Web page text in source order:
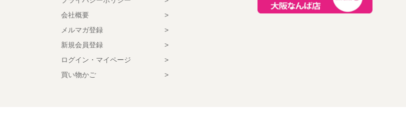
会社概要
メルマガ登録
新規会員登録
ログイン・マイページ
買い物かご